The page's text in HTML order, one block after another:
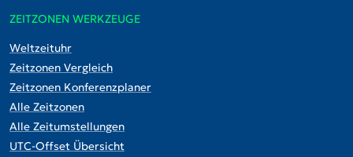
ZEITZONEN WERKZEUGE
Weltzeituhr
Zeitzonen Vergleich
Zeitzonen Konferenzplaner
Alle Zeitzonen
Alle Zeitumstellungen
UTC-Offset Übersicht